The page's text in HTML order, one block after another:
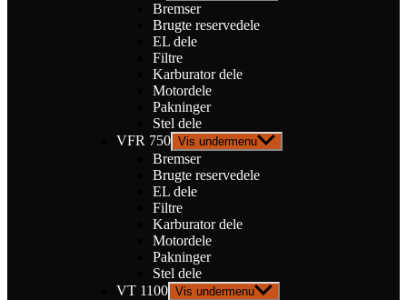
Bremser
Brugte reservedele
EL dele
Filtre
Karburator dele
Motordele
Pakninger
Stel dele
VFR 750 Vis undermenu
Bremser
Brugte reservedele
EL dele
Filtre
Karburator dele
Motordele
Pakninger
Stel dele
VT 1100 Vis undermenu